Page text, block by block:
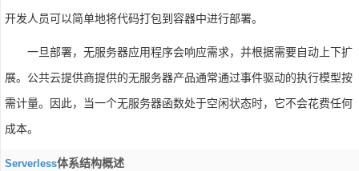
开发人员可以简单地将代码打包到容器中进行部署。
一旦部署，无服务器应用程序会响应需求，并根据需要自动上下扩
展。公共云提供商提供的无服务器产品通常通过事件驱动的执行模型按
需计量。因此，当一个无服务器函数处于空闲状态时，它不会花费任何
成本。
Serverless体系结构概述